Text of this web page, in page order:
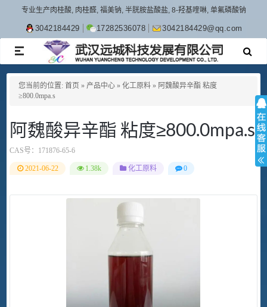
专业生产肉桂酸, 肉桂醛, 福美钠, 半胱胺盐酸盐, 8-羟基喹啉, 单氟磷酸钠
3042184429 17282536078 3042184429@qq.com
TOGGLE
NAVIGATION
您当前的位置: 首页 » 产品中心 » 化工原料 » 阿魏酸异辛酯 粘度
≥800.0mpa.s
阿魏酸异辛酯 粘度≥800.0mpa.s
CAS号： 171876-65-6
2021-06-22 1.38k 化工原料 0